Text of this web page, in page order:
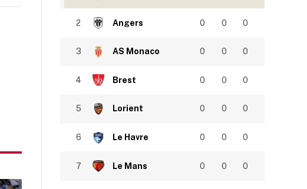
2 Angers 0 0 0
3 AS Monaco 0 0 0
4 Brest 0 0 0
5 Lorient 0 0 0
6 Le Havre 0 0 0
7 Le Mans 0 0 0